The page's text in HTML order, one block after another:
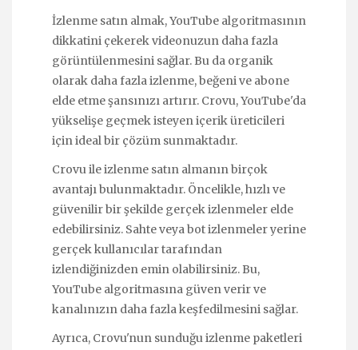
İzlenme satın almak, YouTube algoritmasının
dikkatini çekerek videonuzun daha fazla
görüntülenmesini sağlar. Bu da organik
olarak daha fazla izlenme, beğeni ve abone
elde etme şansınızı artırır. Crovu, YouTube'da
yükselişe geçmek isteyen içerik üreticileri
için ideal bir çözüm sunmaktadır.
Crovu ile izlenme satın almanın birçok
avantajı bulunmaktadır. Öncelikle, hızlı ve
güvenilir bir şekilde gerçek izlenmeler elde
edebilirsiniz. Sahte veya bot izlenmeler yerine
gerçek kullanıcılar tarafından
izlendiğinizden emin olabilirsiniz. Bu,
YouTube algoritmasına güven verir ve
kanalınızın daha fazla keşfedilmesini sağlar.
Ayrıca, Crovu'nun sunduğu izlenme paketleri